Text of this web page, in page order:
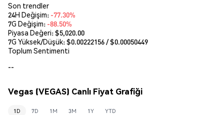
Son trendler
24H Değişim: -77.30%
7G Değişim: -88.50%
Piyasa Değeri:$5,020.00
7G Yüksek/Düşük: $0.00222156/ $0.00050449
Toplum Sentimenti
--
Vegas (VEGAS) Canlı Fiyat Grafiği
1D 7D 1M 3M 1Y YTD